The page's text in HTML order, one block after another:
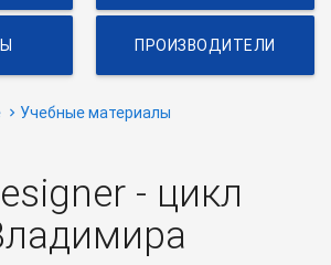
ПРОИЗВОДИТЕЛИ
Учебные материалы
- цикл